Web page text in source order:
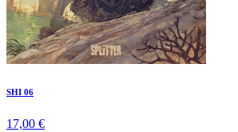
SHI 06
17,00 €